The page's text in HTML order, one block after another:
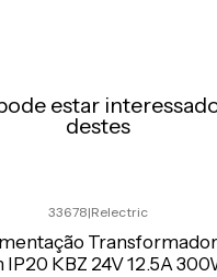
estar
destes
33678|Relectric
IP20 KBZ 24V 12.5A